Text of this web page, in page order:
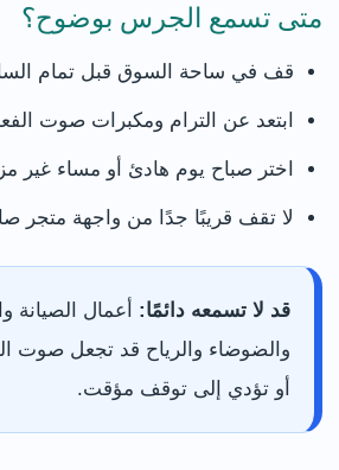
متى تسمع الجرس بوضوح؟
قف في ساحة السوق قبل تمام
ابتعد عن الترام ومكبرات صوت
اختر صباح يوم هادئ أو مساء غير
لا تقف قريبًا جدًا من واجهة متجر
قد لا تسمعه دائمًا: أعمال الصيانة
والضوضاء والرياح قد تجعل صوت
أو تؤدي إلى توقف مؤقت.